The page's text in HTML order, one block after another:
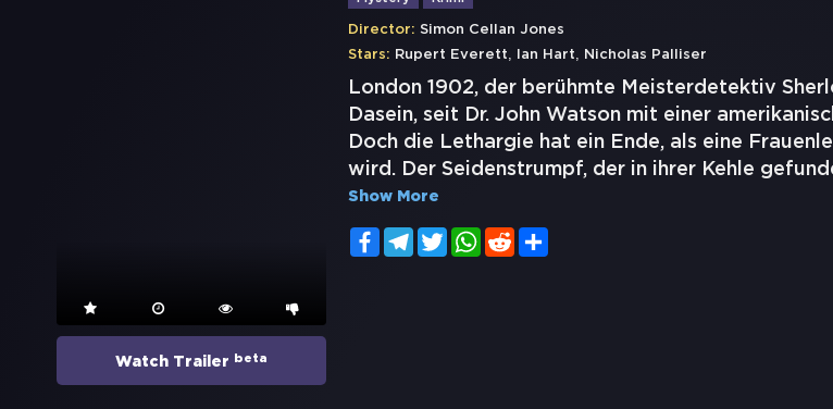
Watch Trailer beta
Director: Simon Cellan Jones
Stars: Rupert Everett, Ian Hart, Nicholas Palliser
London 1902, der berühmte Meisterdetektiv
Dasein, seit Dr. John Watson mit einer
Doch die Lethargie hat ein Ende, als eine
wird. Der Seidenstrumpf, der in ihrer Kehle
Show More
FacebookTelegramTwitterWhatsApp
Reddit